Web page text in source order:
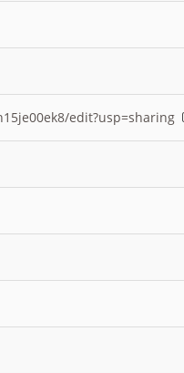
edit?usp=sharing